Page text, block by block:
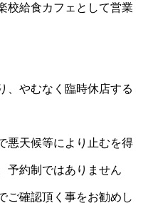
校給食カフェとして営業
、やむなく臨時休店する
悪天候等により止むを得
予約制ではありません
ご確認頂く事をお勧めし